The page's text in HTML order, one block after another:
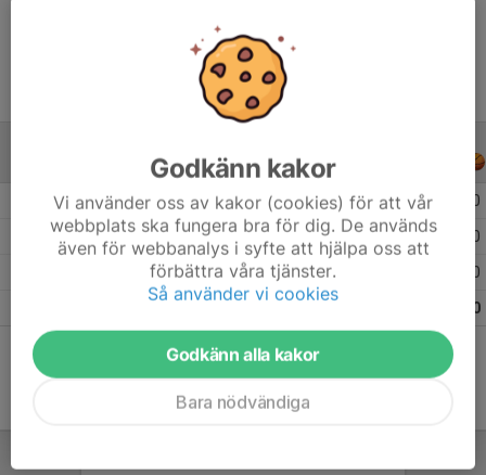
ALLA ÅR
Säsongen 25/26 15 0
Säsongen 24/25 13 0
0
0
Godkänn kakor
Vi använder oss av kakor (cookies) för att vår
webbplats ska fungera bra för dig. De används
även för webbanalys i syfte att hjälpa oss att
förbättra våra tjänster.
Så använder vi cookies
Godkänn alla kakor
Bara nödvändiga